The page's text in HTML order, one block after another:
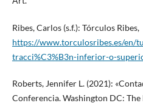
Ribes, Carlos (s.f.): Tórculos Ribes,
https://www.torculosribes.es/en/
tracci%C3%B3n-inferior-o-
Roberts, Jennifer L. (2021):
Conferencia. Washington DC: